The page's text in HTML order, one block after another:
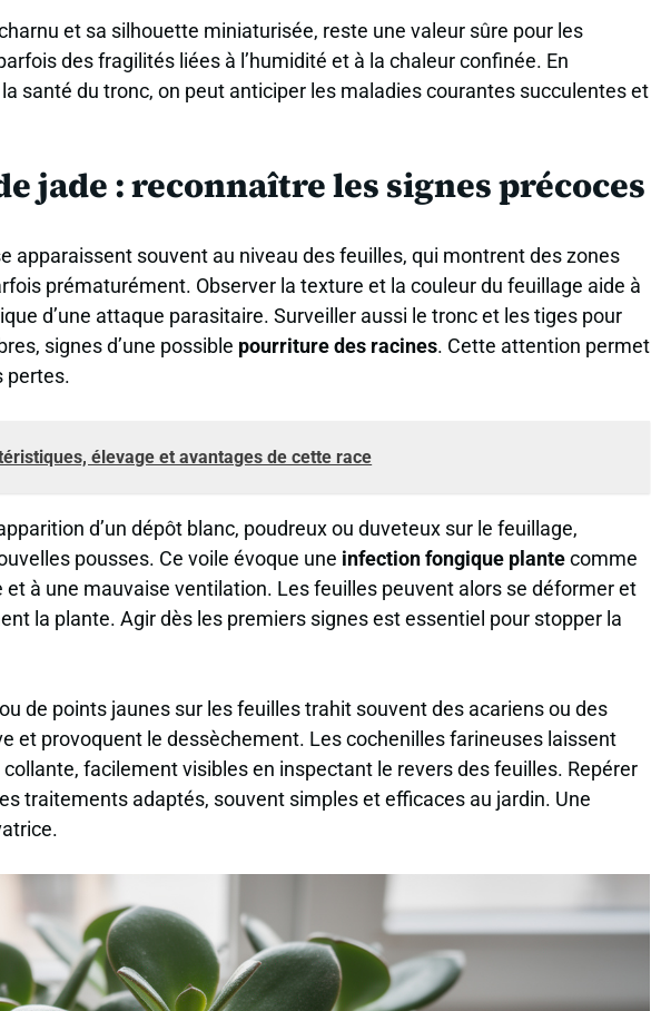
et sa silhouette miniaturisée, reste une valeur sûre pour les
des fragilités liées à l’humidité et à la chaleur confinée. En
santé du tronc, on peut anticiper les maladies courantes succulentes et
jade : reconnaître les signes précoces
apparaissent souvent au niveau des feuilles, qui montrent des zones
prématurément. Observer la texture et la couleur du feuillage aide à
d’une attaque parasitaire. Surveiller aussi le tronc et les tiges pour
signes d’une possible pourriture des racines. Cette attention permet
pertes.
élevage et avantages de cette race
d’un dépôt blanc, poudreux ou duveteux sur le feuillage,
pousses. Ce voile évoque une infection fongique plantecomme
et à une mauvaise ventilation. Les feuilles peuvent alors se déformer et
la plante. Agir dès les premiers signes est essentiel pour stopper la
de points jaunes sur les feuilles trahit souvent des acariens ou des
et provoquent le dessèchement. Les cochenilles farineuses laissent
facilement visibles en inspectant le revers des feuilles. Repérer
traitements adaptés, souvent simples et efficaces au jardin. Une